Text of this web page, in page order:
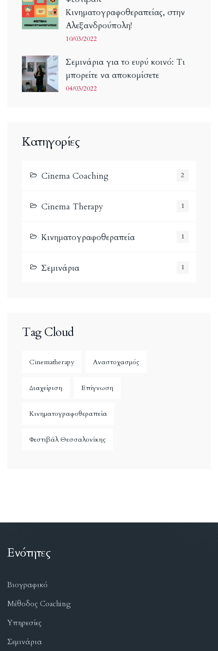
Κινηματογραφοθεραπείας, στην
Αλεξανδρούπολη!
10/03/2022
Σεμινάρια για το ευρύ κοινό: Τι
μπορείτε να αποκομίσετε
04/03/2022
Κατηγορίες
Cinema Coaching 2
Cinema Therapy 1
Κινηματογραφοθεραπεία 1
Σεμινάρια 1
Tag Cloud
Cinematherapy Αναστοχασμός
Διαχείριση Επίγνωση
Κινηματογραφοθεραπεία
Φεστιβάλ Θεσσαλονίκης
Ενότητες
Βιογραφικό
Μέθοδος Coaching
Υπηρεσίες
Σεμινάρια